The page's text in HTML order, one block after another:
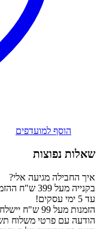
הוסף למועדפים
שאלות נפוצות
איך החבילה מגיעה אלי?
בקנייה
עד 5 ימי עסקים!
הזמנות מעל 99 ש"ח יישלחו לנקודת איסוף או בדואר רשום ללא עלות!
הודעה עם פרטי משלוח